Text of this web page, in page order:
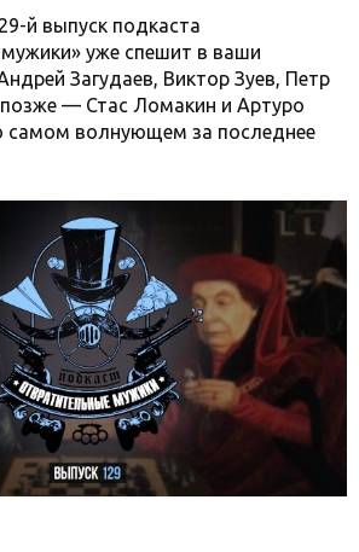
й выпуск подкаста
уже спешит в ваши
Загудаев, Виктор Зуев, Петр
позже — Стас Ломакин и Артуро
самом волнующем за последнее